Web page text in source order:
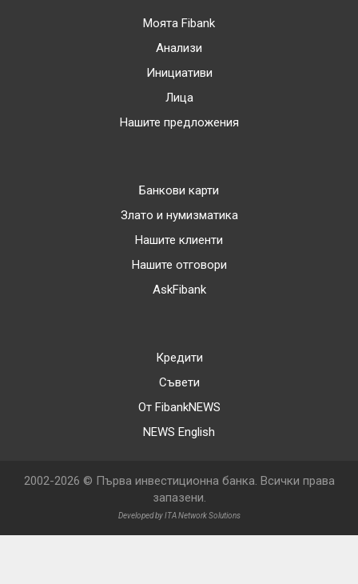
Моята Fibank
Анализи
Инициативи
Лица
Нашите предложения
Банкови карти
Злато и нумизматика
Нашите клиенти
Нашите отговори
AskFibank
Кредити
Съвети
От FibankNEWS
NEWS English
2002-2026 © Първа инвестиционна банка. Всички права
запазени.
Developed by ITA Network Solutions